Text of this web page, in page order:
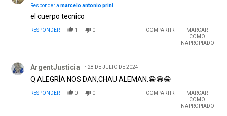
Responder a marcelo antonio prini
el cuerpo tecnico
RESPONDER 1 0 COMPARTIR
MARCAR
COMO
INAPROPIADO
ArgentJusticia 28 DE JULIO DE 2024
Q ALEGRÍA NOS DAN,CHAU ALEMAN.😁😁😁
RESPONDER 0 0 COMPARTIR
MARCAR
COMO
INAPROPIADO